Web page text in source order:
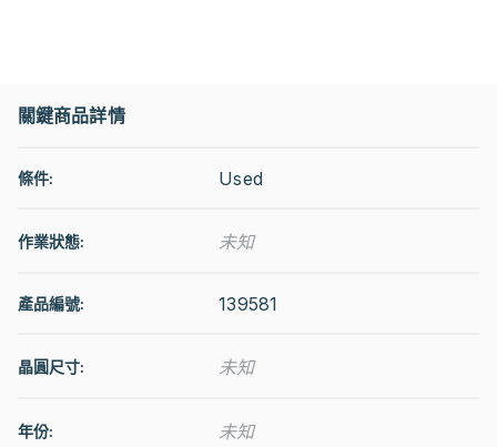
關鍵商品詳情
條件: Used
作業狀態: 未知
產品編號: 139581
晶圓尺寸: 未知
年份: 未知